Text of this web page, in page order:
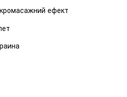
ефект